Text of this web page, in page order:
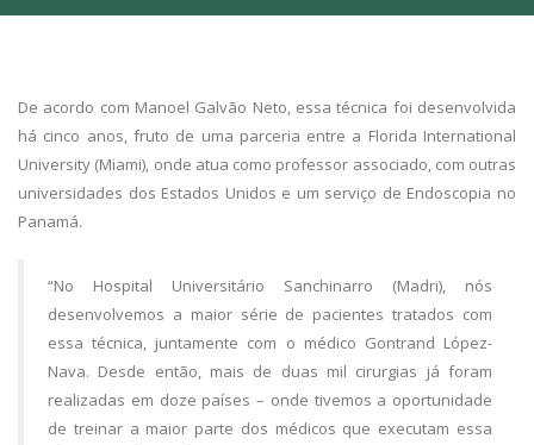
De acordo com Manoel Galvão Neto, essa técnica foi desenvolvida
há cinco anos, fruto de uma parceria entre a Florida International
University (Miami), onde atua como professor associado, com outras
universidades dos Estados Unidos e um serviço de Endoscopia no
Panamá.
“No Hospital Universitário Sanchinarro (Madri), nós
desenvolvemos a maior série de pacientes tratados com
essa técnica, juntamente com o médico Gontrand López-
Nava. Desde então, mais de duas mil cirurgias já foram
realizadas em doze países – onde tivemos a oportunidade
de treinar a maior parte dos médicos que executam essa